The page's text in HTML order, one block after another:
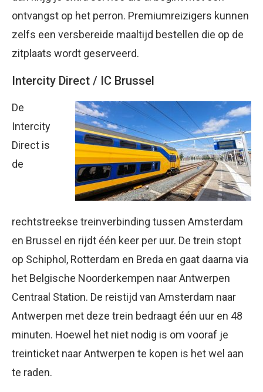
ontvangst op het perron. Premiumreizigers kunnen
zelfs een versbereide maaltijd bestellen die op de
zitplaats wordt geserveerd.
Intercity Direct / IC Brussel
De
Intercity
Direct is
de
rechtstreekse treinverbinding tussen Amsterdam
en Brussel en rijdt één keer per uur. De trein stopt
op Schiphol, Rotterdam en Breda en gaat daarna via
het Belgische Noorderkempen naar Antwerpen
Centraal Station. De reistijd van Amsterdam naar
Antwerpen met deze trein bedraagt één uur en 48
minuten. Hoewel het niet nodig is om vooraf je
treinticket naar Antwerpen te kopen is het wel aan
te raden.